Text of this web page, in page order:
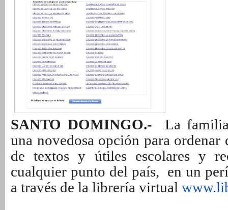
SANTO DOMINGO.- La familia
una novedosa opción para
de textos y útiles escolares y
cualquier punto del país, en un
a través de la librería virtual